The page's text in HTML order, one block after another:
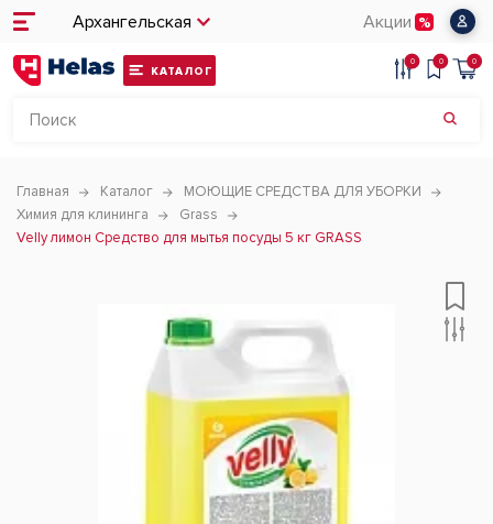
Архангельская Акции
КАТАЛОГ
0 0 0
Главная Каталог
МОЮЩИЕ СРЕДСТВА ДЛЯ УБОРКИ
Химия для клининга
Grass
Velly лимон Средство для мытья посуды 5 кг GRASS